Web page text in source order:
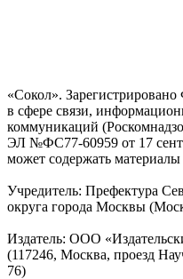
«Сокол».
в сфере связи,
коммуникаций
ЭЛ №ФС77-60959 от 17
может содержать материалы
Учредитель: Префектура
округа города Москвы
Издатель: ООО
(117246, Москва, проезд
76)